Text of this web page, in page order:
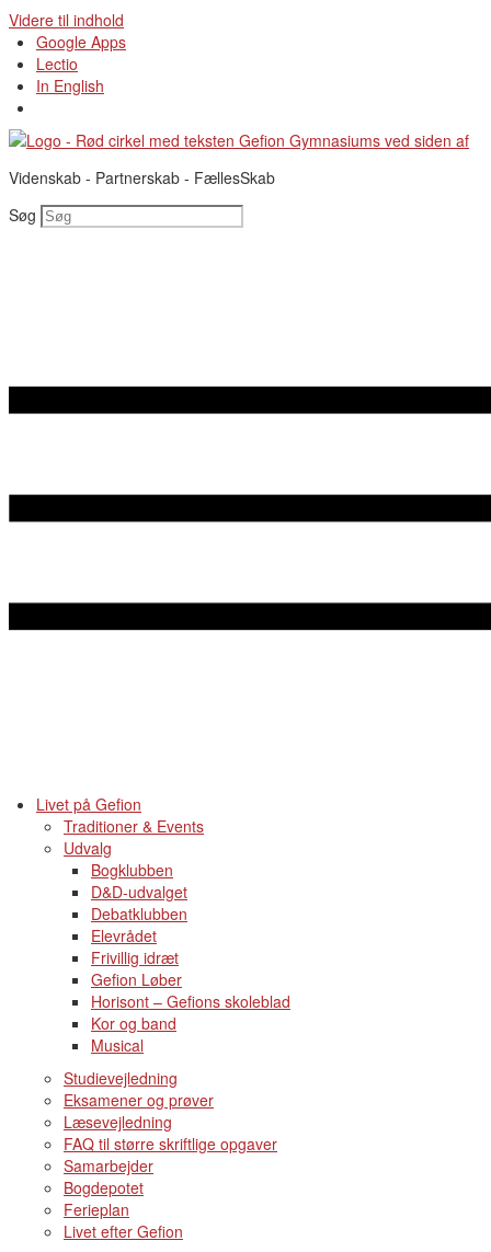
Videre til indhold
Google Apps
Lectio
In English
Videnskab - Partnerskab - FællesSkab
Søg
Livet på Gefion
Traditioner & Events
Udvalg
Bogklubben
D&D-udvalget
Debatklubben
Elevrådet
Frivillig idræt
Gefion Løber
Horisont – Gefions skoleblad
Kor og band
Musical
Studievejledning
Eksamener og prøver
Læsevejledning
FAQ til større skriftlige opgaver
Samarbejder
Bogdepotet
Ferieplan
Livet efter Gefion